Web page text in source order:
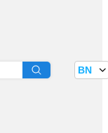
BN